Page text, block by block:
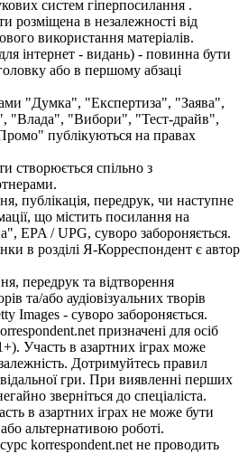
систем гіперпосилання .
розміщена в незалежності від
використання матеріалів.
інтернет - видань) - повинна бути
або в першому абзаці
"Думка", "Експертиза", "Заява",
"Влада", "Вибори", "Тест-драйв",
публікуються на правах
створюється спільно з
публікація, передрук, чи наступне
що містить посилання на
EPA / UPG, суворо забороняється.
в розділі Я-Корреспондент є автор
передрук та відтворення
та/або аудіовізуальних творів
Images - суворо забороняється.
призначені для осіб
Участь в азартних іграх може
Дотримуйтесь правил
гри. При виявленні перших
зверніться до спеціаліста.
в азартних іграх не може бути
альтернативою роботі.
korrespondent.net не проводить